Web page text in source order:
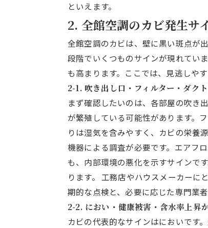
といえます。
2. 全館空調のカビ発生サ
全館空調のカビは、壁に黒い斑点が
段階でいくつものサインが現れてい
も高まります。ここでは、見逃しや
2-1. 吹き出し口・フィルター・ダク
まず確認したいのは、各部屋の吹き
が繁殖している可能性があります。
りは湿気を含みやすく、カビの栄養
機器による調査が必要です。エアフ
も、内部環境の悪化を示すサインで
ります。 工務店やハウスメーカーに
期的な点検と、必要に応じた専門業
2-2. におい・健康被害・含水率上昇
カビの代表的なサインはにおいです